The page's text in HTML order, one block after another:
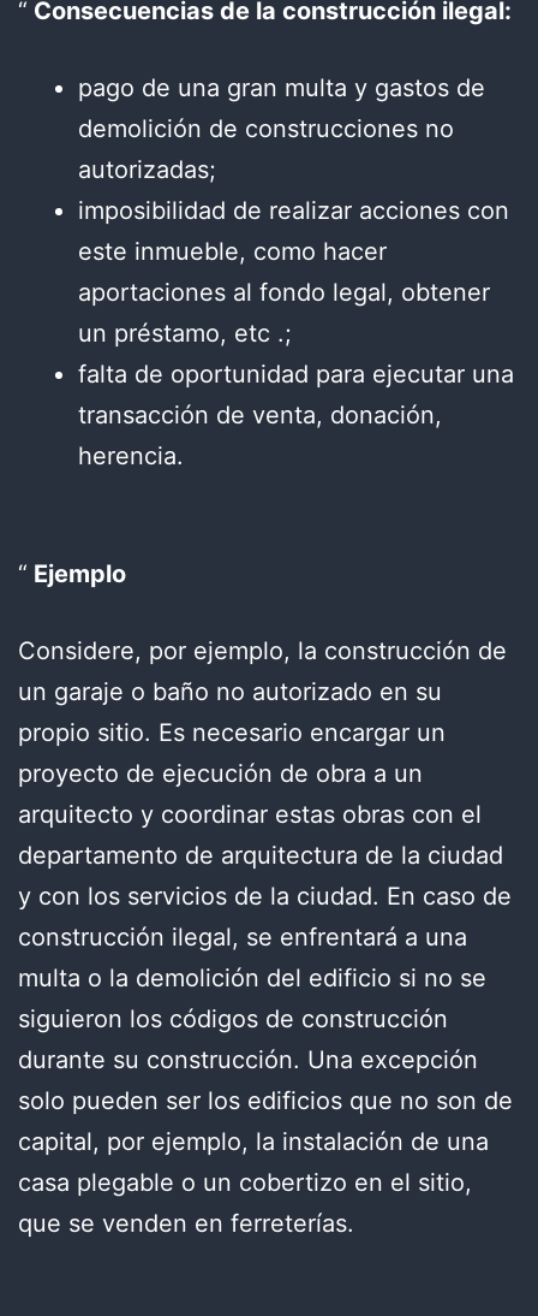
Consecuencias de la construcción ilegal:
pago de una gran multa y gastos de
demolición de construcciones no
autorizadas;
imposibilidad de realizar acciones con
este inmueble, como hacer
aportaciones al fondo legal, obtener
un préstamo, etc .;
falta de oportunidad para ejecutar una
transacción de venta, donación,
herencia.
Ejemplo
Considere, por ejemplo, la construcción de
un garaje o baño no autorizado en su
propio sitio. Es necesario encargar un
proyecto de ejecución de obra a un
arquitecto y coordinar estas obras con el
departamento de arquitectura de la ciudad
y con los servicios de la ciudad. En caso de
construcción ilegal, se enfrentará a una
multa o la demolición del edificio si no se
siguieron los códigos de construcción
durante su construcción. Una excepción
solo pueden ser los edificios que no son de
capital, por ejemplo, la instalación de una
casa plegable o un cobertizo en el sitio,
que se venden en ferreterías.